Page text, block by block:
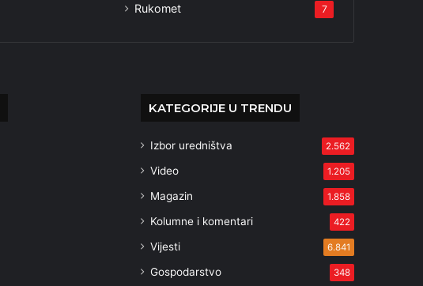
Rukomet 7
KATEGORIJE U TRENDU
Izbor uredništva 2.562
Video 1.205
Magazin 1.858
Kolumne i komentari 422
Vijesti 6.841
Gospodarstvo 348